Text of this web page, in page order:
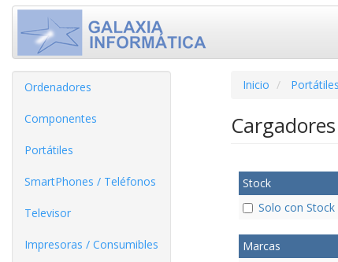
Ordenadores
Componentes
Portátiles
SmartPhones / Teléfonos
Televisor
Impresoras / Consumibles
Inicio Portátiles
Stock
Solo con Stock
Marcas